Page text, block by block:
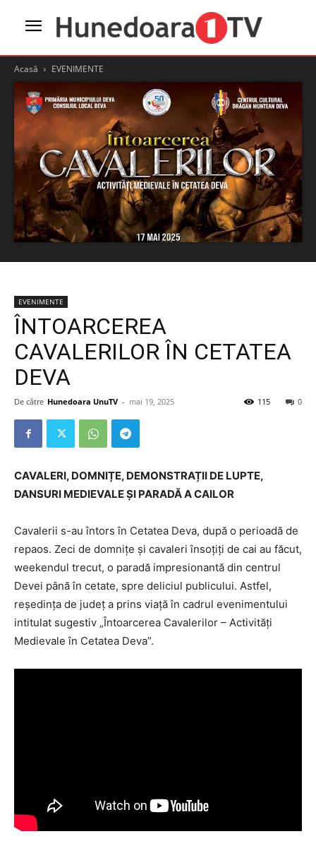
Acasă EVENIMENTE
EVENIMENTE
ÎNTOARCEREA
CAVALERILOR ÎN CETATEA
DEVA
De către Hunedoara UnuTV - mai 19, 2025 0
115
CAVALERI, DOMNIȚE, DEMONSTRAȚII DE LUPTE,
DANSURI MEDIEVALE ȘI PARADĂ A CAILOR
Cavalerii s-au întors în Cetatea Deva, după o perioadă de
repaos. Zeci de domnițe și cavaleri însoțiți de cai au făcut,
weekendul trecut, o paradă impresionantă din centrul
Devei până în cetate, spre deliciul publicului. Astfel,
reședința de județ a prins viață în cadrul evenimentului
intitulat sugestiv „Întoarcerea Cavalerilor – Activități
Medievale în Cetatea Deva”.